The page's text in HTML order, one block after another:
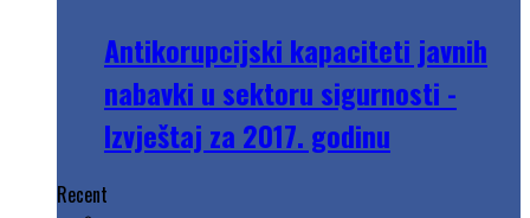
Antikorupcijski kapaciteti javnih
nabavki u sektoru sigurnosti -
Izvještaj za 2017. godinu
Recent